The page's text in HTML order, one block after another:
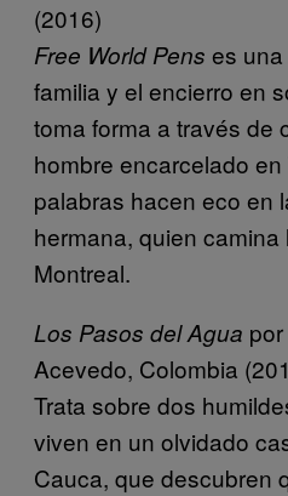
(2016)
Free World Pens es
familia y el encierro en
toma forma a través de
hombre encarcelado
palabras hacen eco en
hermana, quien
Montreal.
Los Pasos del Agua
Acevedo, Colombia
Trata sobre dos
viven en un olvidado
Cauca, que descubren